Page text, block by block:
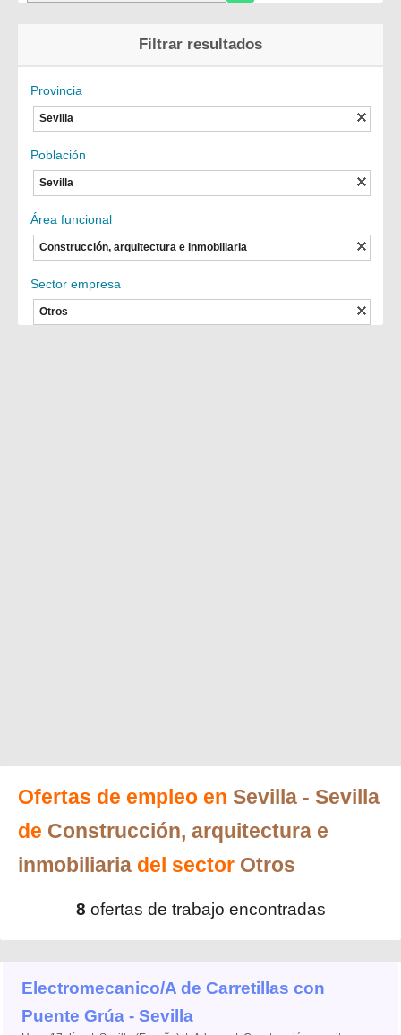
Filtrar resultados
Provincia
Sevilla
Población
Sevilla
Área funcional
Construcción, arquitectura e inmobiliaria
Sector empresa
Otros
Ofertas de empleo en Sevilla - Sevilla
de Construcción, arquitectura e
inmobiliaria del sector Otros
8 ofertas de trabajo encontradas
Electromecanico/A de Carretillas con
Puente Grúa - Sevilla